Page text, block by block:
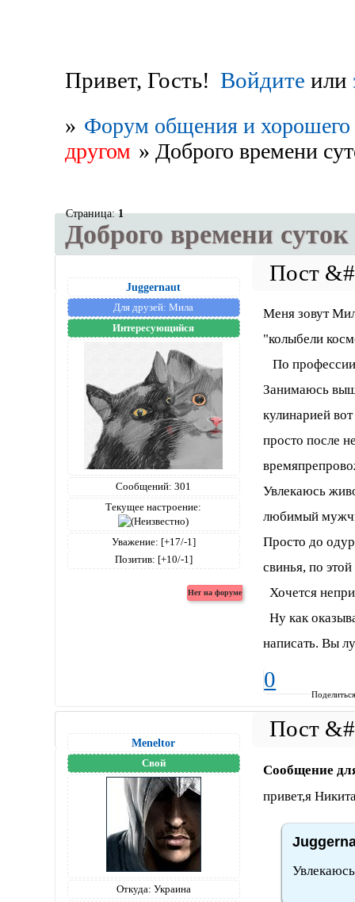
Привет, Гость! Войдите или
» Форум общения и хорошего
другом » Доброго времени
Доброго времени суток
Страница:1
Juggernaut
Для друзей: Мила
Интересующийся
Сообщений: 301
Текущее настроение:
Уважение: [+17/-1]
Позитив: [+10/-1]
Меня зовут
"колыбели
По
Занимаюсь
кулинарией
просто после
Увлекаюсь
любимый
Просто до
свинья, по
Хочется
Ну как
написать. Вы
0
Meneltоr
Свой
Откуда: Украина
Сообщение
привет,я